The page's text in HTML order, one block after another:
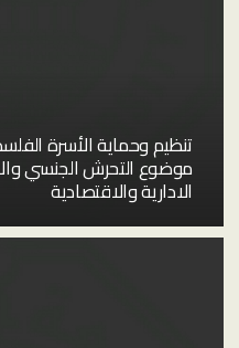
تنظيم وحماية الأسرة
موضوع التحرش الجنسي
الادارية والاقتصادية